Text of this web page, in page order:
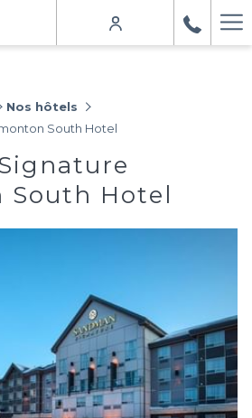
Nos hôtels
South Hotel
South Hotel